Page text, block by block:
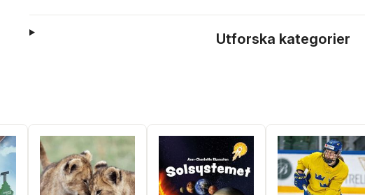
Utforska kategorier